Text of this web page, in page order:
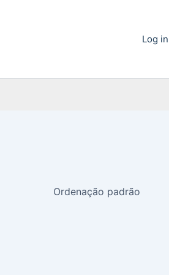
Log in